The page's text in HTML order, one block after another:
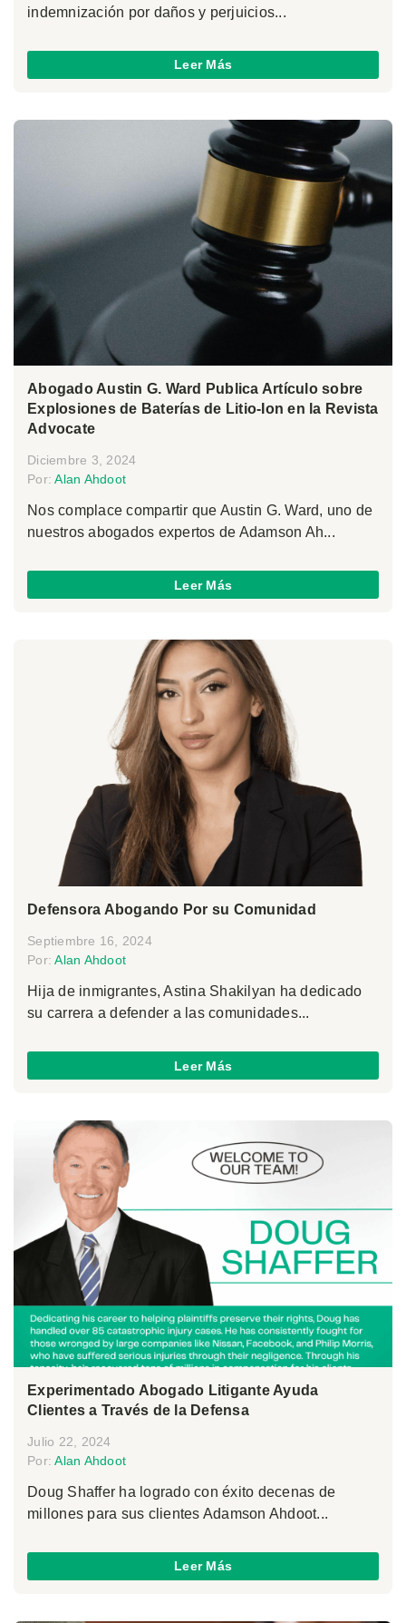
indemnización por daños y perjuicios...
Leer Más
Abogado Austin G. Ward Publica Artículo sobre
Explosiones de Baterías de Litio-Ion en la Revista
Advocate
Diciembre 3, 2024
Por:Alan Ahdoot
Nos complace compartir que Austin G. Ward, uno de
nuestros abogados expertos de Adamson Ah...
Leer Más
Defensora Abogando Por su Comunidad
Septiembre 16, 2024
Por:Alan Ahdoot
Hija de inmigrantes, Astina Shakilyan ha dedicado
su carrera a defender a las comunidades...
Leer Más
Experimentado Abogado Litigante Ayuda
Clientes a Través de la Defensa
Julio 22, 2024
Por:Alan Ahdoot
Doug Shaffer ha logrado con éxito decenas de
millones para sus clientes Adamson Ahdoot...
Leer Más